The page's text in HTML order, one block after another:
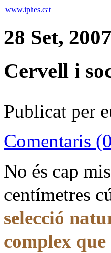
www.iphes.cat
28 Set, 2007
Cervell i
Publicat per
Comentaris
No és cap
centímetres
selecció
complex